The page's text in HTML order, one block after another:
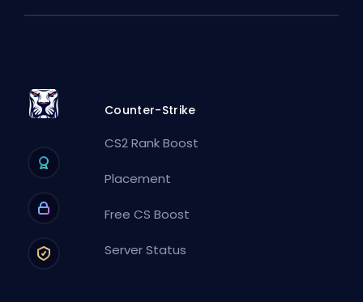
Counter-Strike
CS2 Rank Boost
Placement
Free CS Boost
Server Status